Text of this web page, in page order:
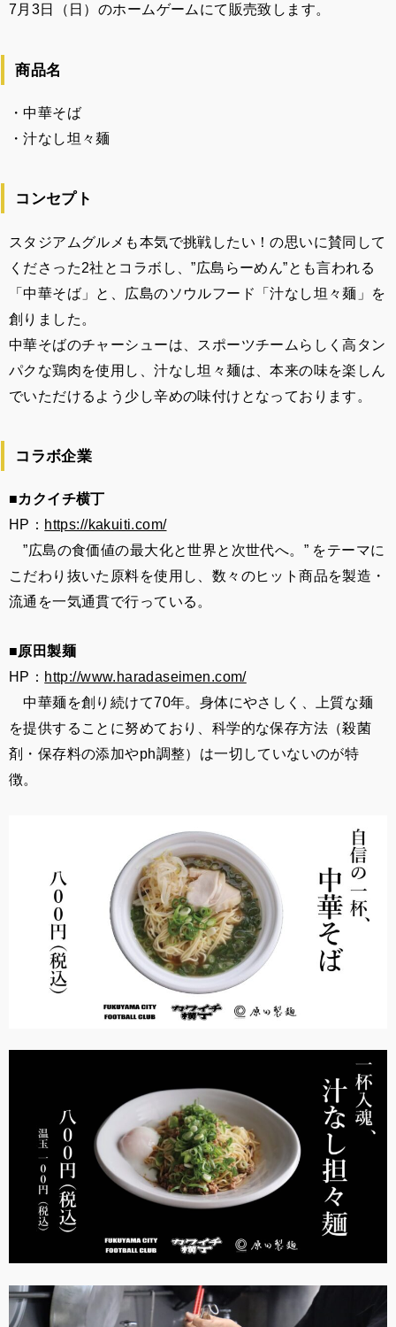
7月3日（日）のホームゲームにて販売致します。
商品名
・中華そば
・汁なし坦々麺
コンセプト
スタジアムグルメも本気で挑戦したい！の思いに賛同して
くださった2社とコラボし、”広島らーめん”とも言われる
「中華そば」と、広島のソウルフード「汁なし坦々麺」を
創りました。
中華そばのチャーシューは、スポーツチームらしく高タン
パクな鶏肉を使用し、汁なし坦々麺は、本来の味を楽しん
でいただけるよう少し辛めの味付けとなっております。
コラボ企業
■カクイチ横丁
HP： https://kakuiti.com/
”広島の食価値の最大化と世界と次世代へ。” をテーマに
こだわり抜いた原料を使用し、数々のヒット商品を製造・
流通を一気通貫で行っている。
■原田製麺
HP： http://www.haradaseimen.com/
中華麺を創り続けて70年。身体にやさしく、上質な麺
を提供することに努めており、科学的な保存方法（殺菌
剤・保存料の添加やph調整）は一切していないのが特
徴。